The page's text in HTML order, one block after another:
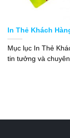
In Thẻ Khách
Mục lục In Thẻ
tin tưởng và chuyên